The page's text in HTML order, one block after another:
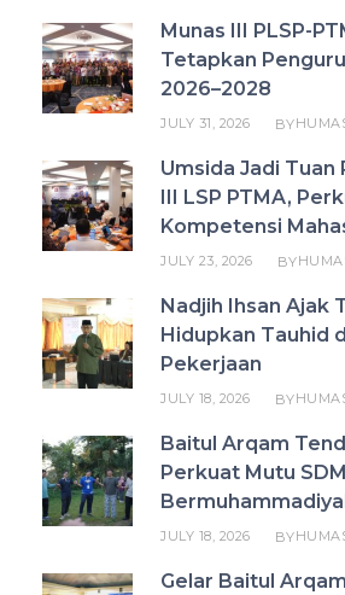
Munas III PLSP-
Tetapkan
2026–2028
JULY 31, 2026 BY
Umsida Jadi Tuan
III LSP PTMA,
Kompetensi
JULY 23, 2026 BY
Nadjih Ihsan Ajak
Hidupkan Tauhid
Pekerjaan
JULY 18, 2026 BY
Baitul Arqam
Perkuat Mutu
JULY 18, 2026 BY
Gelar Baitul